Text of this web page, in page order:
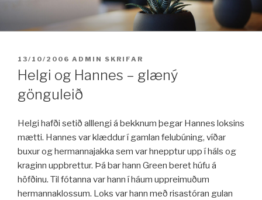
efni
BIRT:
13/10/2006 ADMIN SKRIFAR
Helgi og Hannes – glæný
gönguleið
Helgi hafði setið alllengi á bekknum þegar Hannes loksins
mætti. Hannes var klæddur í gamlan felubúning, víðar
buxur og hermannajakka sem var hnepptur upp í háls og
kraginn uppbrettur. Þá bar hann Green beret húfu á
höfðinu. Til fótanna var hann í háum uppreimuðum
hermannaklossum. Loks var hann með risastóran gulan